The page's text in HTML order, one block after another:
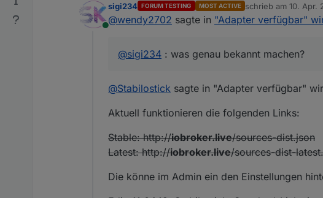
@bahnuhr: was nicht so wichtig? Die
Online
sigi234 FORUM TESTING MOST ACTIVE schrieb am10. Apr.
zuletzt editiert von
@wendy2702 sagte in "Adapter verfügbar"
@sigi234 : was genau bekannt machen?
@Stabilostick sagte in "Adapter verfügbar"
Aktuell funktionieren die folgenden Links:
Stable: http://iobroker.live/sources-dist.json
Latest: http://iobroker.live/sources-dist-
Die könne im Admin ein den Einstellungen